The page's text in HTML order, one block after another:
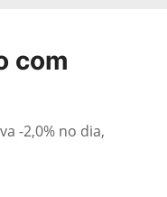
com
-2,0% no dia,